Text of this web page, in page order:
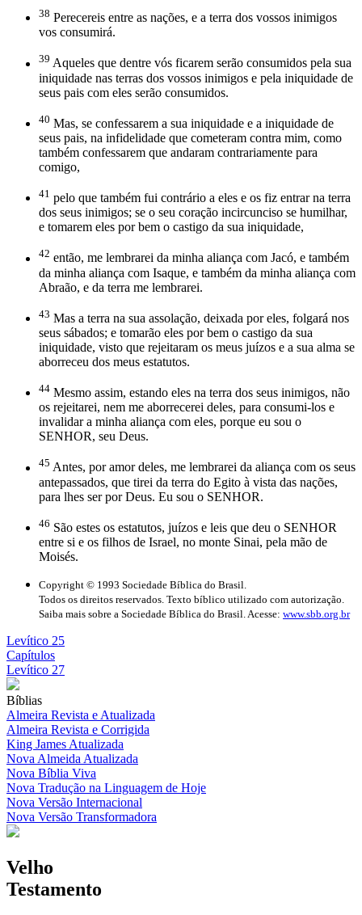
38 Perecereis entre as nações, e a terra dos vossos inimigos
vos consumirá.
39 Aqueles que dentre vós ficarem serão consumidos pela sua
iniquidade nas terras dos vossos inimigos e pela iniquidade de
seus pais com eles serão consumidos.
40 Mas, se confessarem a sua iniquidade e a iniquidade de
seus pais, na infidelidade que cometeram contra mim, como
também confessarem que andaram contrariamente para
comigo,
41 pelo que também fui contrário a eles e os fiz entrar na terra
dos seus inimigos; se o seu coração incircunciso se humilhar,
e tomarem eles por bem o castigo da sua iniquidade,
42 então, me lembrarei da minha aliança com Jacó, e também
da minha aliança com Isaque, e também da minha aliança com
Abraão, e da terra me lembrarei.
43 Mas a terra na sua assolação, deixada por eles, folgará nos
seus sábados; e tomarão eles por bem o castigo da sua
iniquidade, visto que rejeitaram os meus juízos e a sua alma se
aborreceu dos meus estatutos.
44 Mesmo assim, estando eles na terra dos seus inimigos, não
os rejeitarei, nem me aborrecerei deles, para consumi-los e
invalidar a minha aliança com eles, porque eu sou o
SENHOR, seu Deus.
45 Antes, por amor deles, me lembrarei da aliança com os seus
antepassados, que tirei da terra do Egito à vista das nações,
para lhes ser por Deus. Eu sou o SENHOR.
46 São estes os estatutos, juízos e leis que deu o SENHOR
entre si e os filhos de Israel, no monte Sinai, pela mão de
Moisés.
Copyright © 1993 Sociedade Bíblica do Brasil.
Todos os direitos reservados. Texto bíblico utilizado com autorização.
Saiba mais sobre a Sociedade Bíblica do Brasil. Acesse: www.sbb.org.br
Levítico 25
Capítulos
Levítico 27
Bíblias
Almeira Revista e Atualizada
Almeira Revista e Corrigida
King James Atualizada
Nova Almeida Atualizada
Nova Bíblia Viva
Nova Tradução na Linguagem de Hoje
Nova Versão Internacional
Nova Versão Transformadora
Velho
Testamento